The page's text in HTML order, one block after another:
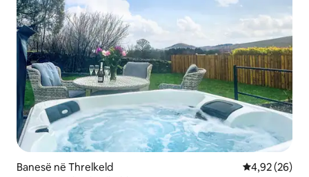
Banesë në Threlkeld Vlerësimi
4,92 (26)